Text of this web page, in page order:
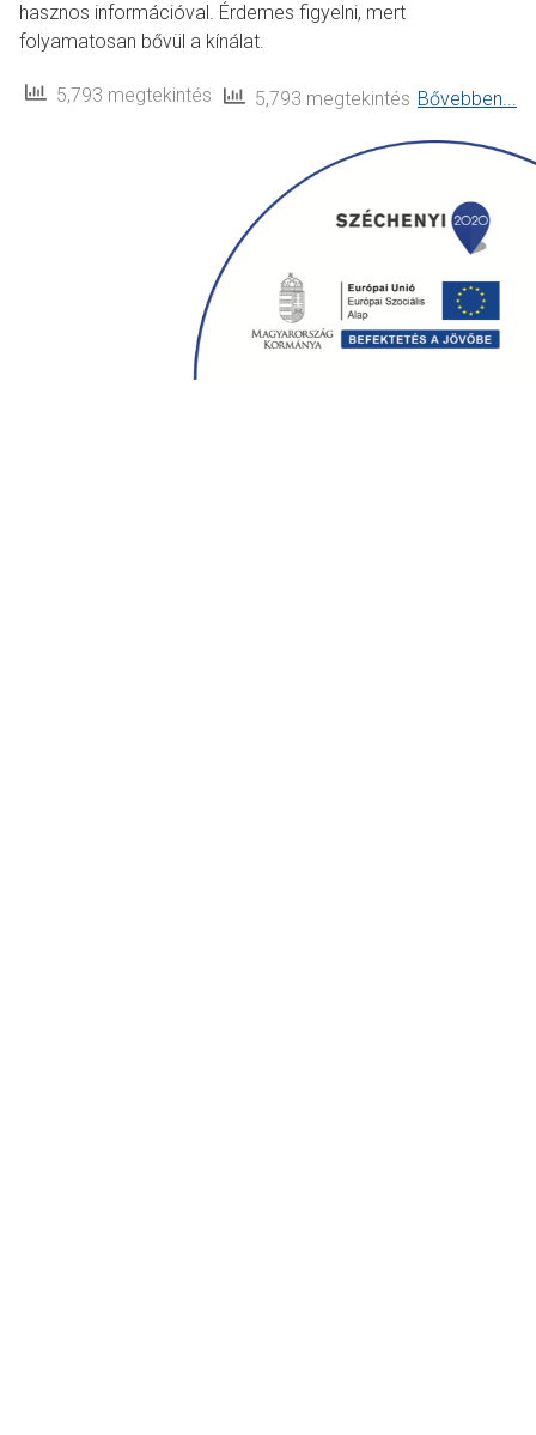
hasznos információval. Érdemes figyelni, mert
folyamatosan bővül a kínálat.
5,793 megtekintés 5,793 megtekintés Bővebben...